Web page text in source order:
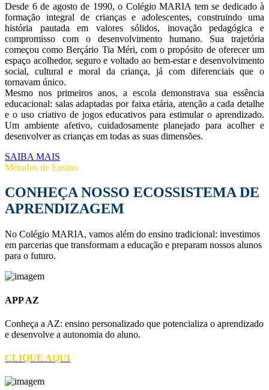
Desde 6 de agosto de 1990, o Colégio MARIA tem se dedicado à
formação integral de crianças e adolescentes, construindo uma
história pautada em valores sólidos, inovação pedagógica e
compromisso com o desenvolvimento humano. Sua trajetória
começou como Berçário Tia Méri, com o propósito de oferecer um
espaço acolhedor, seguro e voltado ao bem-estar e desenvolvimento
social, cultural e moral da criança, já com diferenciais que o
tornavam único.
Mesmo nos primeiros anos, a escola demonstrava sua essência
educacional: salas adaptadas por faixa etária, atenção a cada detalhe
e o uso criativo de jogos educativos para estimular o aprendizado.
Um ambiente afetivo, cuidadosamente planejado para acolher e
desenvolver as crianças em todas as suas dimensões.
SAIBA MAIS
Métodos de Ensino
CONHEÇA NOSSO ECOSSISTEMA DE
APRENDIZAGEM
No Colégio MARIA, vamos além do ensino tradicional: investimos
em parcerias que transformam a educação e preparam nossos alunos
para o futuro.
APP AZ
Conheça a AZ: ensino personalizado que potencializa o aprendizado
e desenvolve a autonomia do aluno.
CLIQUE AQUI